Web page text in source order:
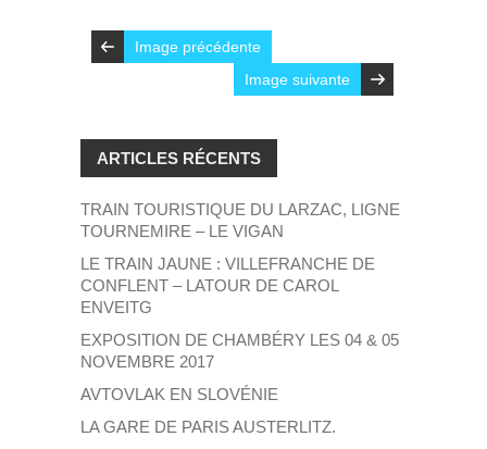
Image précédente
Image suivante
ARTICLES RÉCENTS
TRAIN TOURISTIQUE DU LARZAC, LIGNE
TOURNEMIRE – LE VIGAN
LE TRAIN JAUNE : VILLEFRANCHE DE
CONFLENT – LATOUR DE CAROL
ENVEITG
EXPOSITION DE CHAMBÉRY LES 04 & 05
NOVEMBRE 2017
AVTOVLAK EN SLOVÉNIE
LA GARE DE PARIS AUSTERLITZ.